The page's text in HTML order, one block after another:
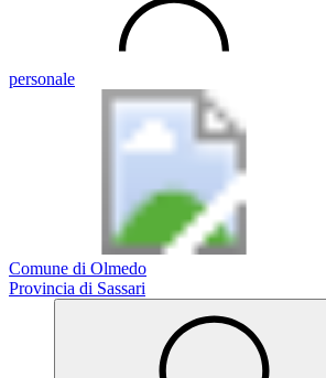
personale
Comune di Olmedo
Provincia di Sassari